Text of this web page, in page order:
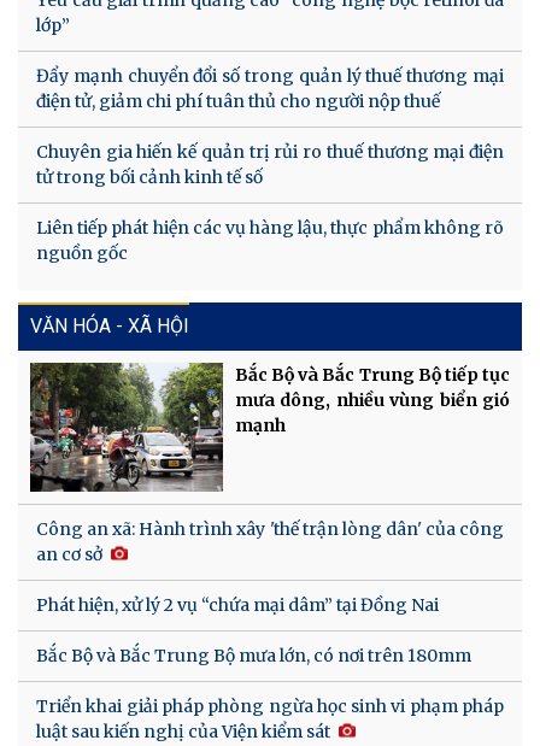
lớp”
Đẩy mạnh chuyển đổi số trong quản lý thuế thương mại
điện tử, giảm chi phí tuân thủ cho người nộp thuế
Chuyên gia hiến kế quản trị rủi ro thuế thương mại điện
tử trong bối cảnh kinh tế số
Liên tiếp phát hiện các vụ hàng lậu, thực phẩm không rõ
nguồn gốc
VĂN HÓA - XÃ HỘI
Bắc Bộ và Bắc Trung Bộ tiếp tục
mưa dông, nhiều vùng biển gió
mạnh
Công an xã: Hành trình xây 'thế trận lòng dân' của công
an cơ sở
Phát hiện, xử lý 2 vụ “chứa mại dâm” tại Đồng Nai
Bắc Bộ và Bắc Trung Bộ mưa lớn, có nơi trên 180mm
Triển khai giải pháp phòng ngừa học sinh vi phạm pháp
luật sau kiến nghị của Viện kiểm sát